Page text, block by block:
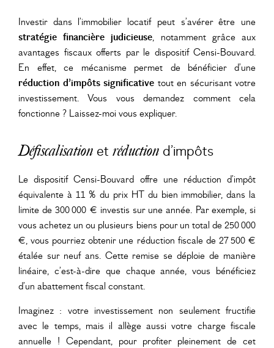
Investir dans l’immobilier locatif peut s’avérer être une
stratégie financière judicieuse, notamment grâce aux
avantages fiscaux offerts par le dispositif Censi-Bouvard.
En effet, ce mécanisme permet de bénéficier d’une
réduction d’impôts significative tout en sécurisant votre
investissement. Vous vous demandez comment cela
fonctionne ? Laissez-moi vous expliquer.
Défiscalisation et réduction d’impôts
Le dispositif Censi-Bouvard offre une réduction d’impôt
équivalente à 11 % du prix HT du bien immobilier, dans la
limite de 300 000 € investis sur une année. Par exemple, si
vous achetez un ou plusieurs biens pour un total de 250 000
€, vous pourriez obtenir une réduction fiscale de 27 500 €
étalée sur neuf ans. Cette remise se déploie de manière
linéaire, c’est-à-dire que chaque année, vous bénéficiez
d’un abattement fiscal constant.
Imaginez : votre investissement non seulement fructifie
avec le temps, mais il allège aussi votre charge fiscale
annuelle ! Cependant, pour profiter pleinement de cet